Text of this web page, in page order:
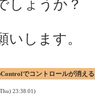
しょうか？
いします。
でコントロールが消える
23:38:01)